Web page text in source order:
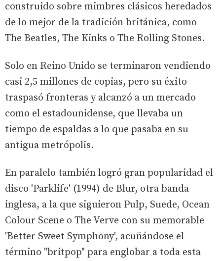
construido sobre mimbres clásicos heredados
de lo mejor de la tradición británica, como
The Beatles, The Kinks o The Rolling Stones.
Solo en Reino Unido se terminaron vendiendo
casi 2,5 millones de copias, pero su éxito
traspasó fronteras y alcanzó a un mercado
como el estadounidense, que llevaba un
tiempo de espaldas a lo que pasaba en su
antigua metrópolis.
En paralelo también logró gran popularidad el
disco 'Parklife' (1994) de Blur, otra banda
inglesa, a la que siguieron Pulp, Suede, Ocean
Colour Scene o The Verve con su memorable
'Better Sweet Symphony', acuñándose el
término "britpop" para englobar a toda esta